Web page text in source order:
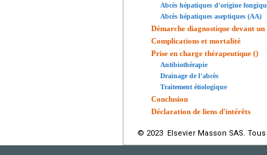
Abcès hépatiques d'origine
Abcès hépatiques aseptiques (AA)
Démarche diagnostique devant un
Complications et mortalité
Prise en charge thérapeutique ()
Antibiothérapie
Drainage de l'abcès
Traitement étiologique
Conclusion
Déclaration de liens d'intérêts
© 2023 Elsevier Masson SAS.